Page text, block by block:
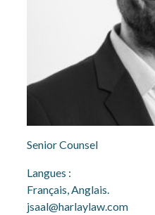
Senior Counsel
Langues :
Français, Anglais.
jsaal@harlaylaw.com